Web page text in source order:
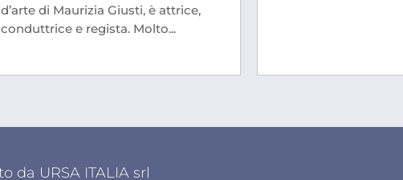
di Maurizia Giusti, è attrice,
e regista. Molto...
da URSA ITALIA srl